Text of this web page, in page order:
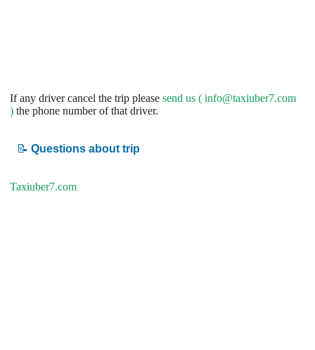
If any driver cancel the trip please send us ( info@taxiuber7.com
) the phone number of that driver.
📝 Questions about trip
Taxiuber7.com